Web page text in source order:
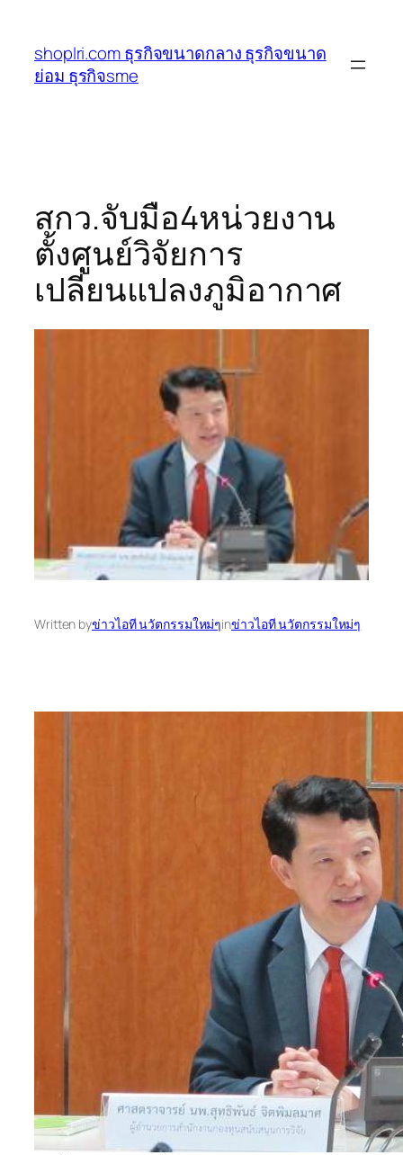
เนื้อหา
shoplri.com ธุรกิจขนาดกลาง ธุรกิจขนาด
ย่อม ธุรกิจsme
สกว.จับมือ4หน่วยงาน
ตั้งศูนย์วิจัยการ
เปลี่ยนแปลงภูมิอากาศ
Written byข่าวไอที นวัตกรรมใหม่ๆinข่าวไอที นวัตกรรมใหม่ๆ